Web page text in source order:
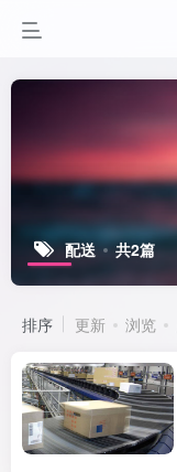
配送 共2篇
排序 更新 浏览